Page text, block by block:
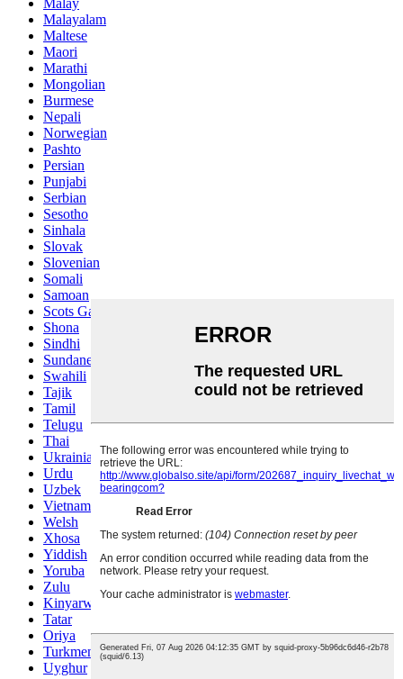
Malayalam
Maltese
Maori
Marathi
Mongolian
Burmese
Nepali
Norwegian
Pashto
Persian
Punjabi
Serbian
Sesotho
Sinhala
Slovak
Slovenian
Somali
Samoan
Scots Gaelic
Shona
Sindhi
Sundanese
Swahili
Tajik
Tamil
Telugu
Thai
Ukrainian
Urdu
Uzbek
Vietnamese
Welsh
Xhosa
Yiddish
Yoruba
Zulu
Kinyarwanda
Tatar
Oriya
Turkmen
Uyghur